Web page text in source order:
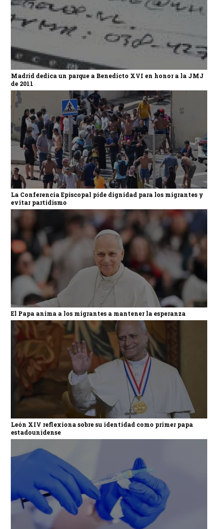
Madrid dedica un parque a Benedicto XVI en honor a la JMJ
de 2011
La Conferencia Episcopal pide dignidad para los migrantes y
evitar partidismo
El Papa anima a los migrantes a mantener la esperanza
León XIV reflexiona sobre su identidad como primer papa
estadounidense